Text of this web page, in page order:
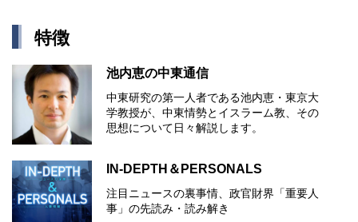
特徴
池内恵の中東通信
中東研究の第⼀⼈者である池内恵・東京⼤
学教授が、中東情勢とイスラーム教、その
思想について⽇々解説します。
IN-DEPTH＆PERSONALS
注目ニュースの裏事情、政官財界「重要人
事」の先読み・読み解き